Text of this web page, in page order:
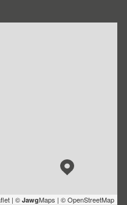
| © JawgMaps | © OpenStreetMap